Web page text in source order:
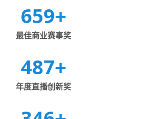
659+
最佳商业赛事奖
487+
年度直播创新奖